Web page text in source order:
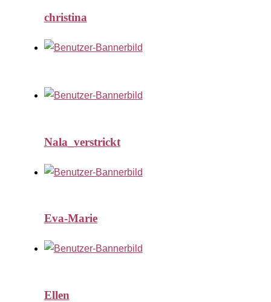
christina
Nala_verstrickt
Eva-Marie
Ellen